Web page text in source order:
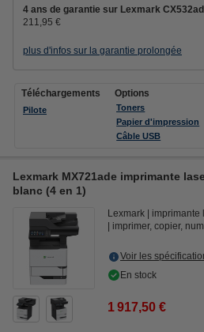
4 ans de garantie sur Lexmark
211,95 €
plus d'infos sur la garantie prolongée
Téléchargements
Pilote
Options
Toners
Papier d'impression
Câble USB
Lexmark MX721ade imprimante
blanc (4 en 1)
Lexmark imprimante
imprimer, copier,
Voir les
En stock
1 917,50 €